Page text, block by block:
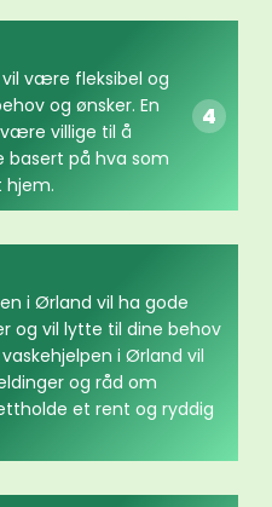
være fleksibel og
og ønsker. En
villige til å
basert på hva som
hjem.
i Ørland vil ha gode
og vil lytte til dine behov
i Ørland vil
og råd om
et rent og ryddig